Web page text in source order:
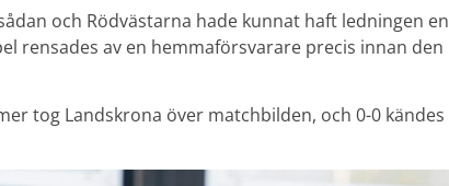
och Rödvästarna hade kunnat haft ledningen en
rensades av en hemmaförsvarare precis innan den
tog Landskrona över matchbilden, och 0-0 kändes